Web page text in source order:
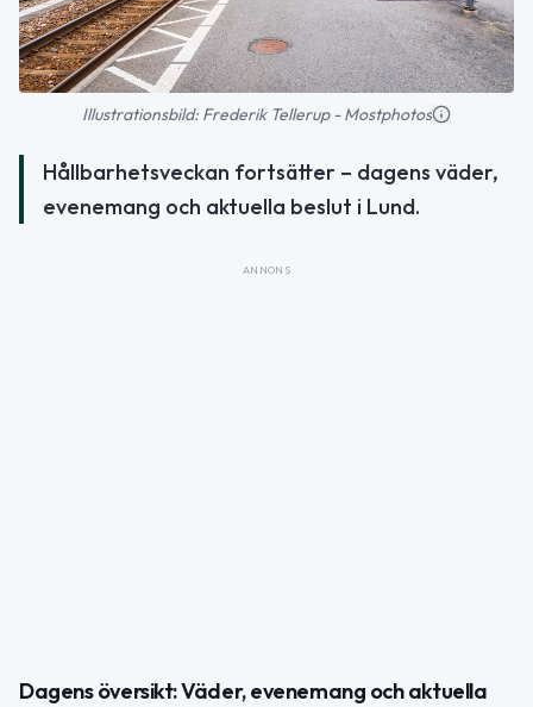
Illustrationsbild: Frederik Tellerup - Mostphotos
Hållbarhetsveckan fortsätter – dagens väder,
evenemang och aktuella beslut i Lund.
ANNONS
Dagens översikt: Väder, evenemang och aktuella